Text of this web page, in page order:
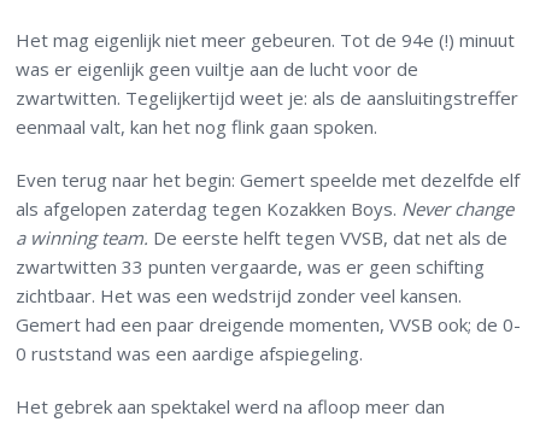
Het mag eigenlijk niet meer gebeuren. Tot de 94e (!) minuut
was er eigenlijk geen vuiltje aan de lucht voor de
zwartwitten. Tegelijkertijd weet je: als de aansluitingstreffer
eenmaal valt, kan het nog flink gaan spoken.
Even terug naar het begin: Gemert speelde met dezelfde elf
als afgelopen zaterdag tegen Kozakken Boys. Never change
a winning team. De eerste helft tegen VVSB, dat net als de
zwartwitten 33 punten vergaarde, was er geen schifting
zichtbaar. Het was een wedstrijd zonder veel kansen.
Gemert had een paar dreigende momenten, VVSB ook; de 0-
0 ruststand was een aardige afspiegeling.
Het gebrek aan spektakel werd na afloop meer dan